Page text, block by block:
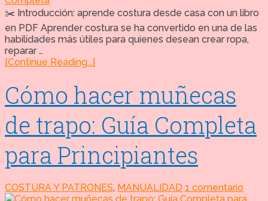
✂️ Introducción: aprende costura desde casa con un libro
en PDF Aprender costura se ha convertido en una de las
habilidades más útiles para quienes desean crear ropa,
reparar …
[Continue Reading...]
Cómo hacer muñecas
de trapo: Guía Completa
para Principiantes
COSTURA Y PATRONES, MANUALIDAD 1 comentario